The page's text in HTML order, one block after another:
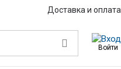
Доставка и оплата
Войти